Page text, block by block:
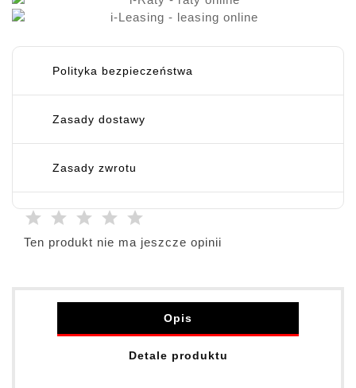
Polityka bezpieczeństwa
Zasady dostawy
Zasady zwrotu
Ten produkt nie ma jeszcze opinii
Opis
Detale produktu